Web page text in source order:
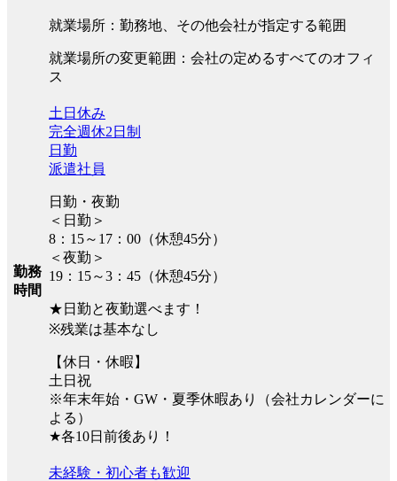
就業場所：勤務地、その他会社が指定する範囲
就業場所の変更範囲：会社の定めるすべてのオフィ
ス
勤務
時間
土日休み
完全週休2日制
日勤
派遣社員
日勤・夜勤
＜日勤＞
8：15～17：00（休憩45分）
＜夜勤＞
19：15～3：45（休憩45分）
★日勤と夜勤選べます！
※残業は基本なし
【休日・休暇】
土日祝
※年末年始・GW・夏季休暇あり（会社カレンダーに
よる）
★各10日前後あり！
未経験・初心者も歓迎